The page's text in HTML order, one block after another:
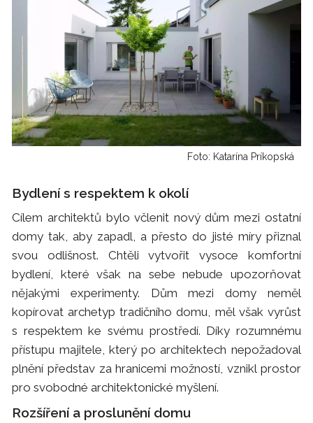
Foto: Katarína Príkopská
Bydlení s respektem k okolí
Cílem architektů bylo včlenit nový dům mezi ostatní
domy tak, aby zapadl, a přesto do jisté míry přiznal
svou odlišnost. Chtěli vytvořit vysoce komfortní
bydlení, které však na sebe nebude upozorňovat
nějakými experimenty. Dům mezi domy neměl
kopírovat archetyp tradičního domu, měl však vyrůst
s respektem ke svému prostředí. Díky rozumnému
přístupu majitele, který po architektech nepožadoval
plnění představ za hranicemi možností, vznikl prostor
pro svobodné architektonické myšlení.
Rozšíření a proslunění domu